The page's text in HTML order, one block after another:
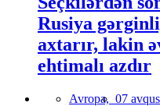
Rusiya
axtarır, lakin
ehtimalı azdır
Avropa, 07